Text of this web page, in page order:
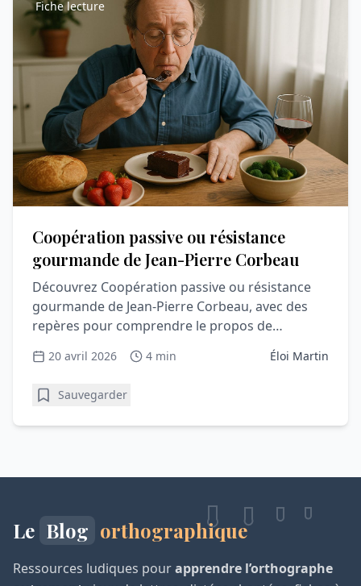
Fiche lecture
Coopération passive ou résistance
gourmande de Jean-Pierre Corbeau
Découvrez Coopération passive ou résistance
gourmande de Jean-Pierre Corbeau, avec des
repères pour comprendre le propos de
20 avril 2026 4 min Éloi Martin
Sauvegarder
Le Blog orthographique
Ressources ludiques pourapprendre l’orthographe